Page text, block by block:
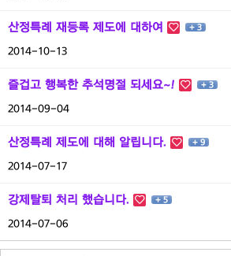
산정특례 재등록 제도에 대하여 + 3
2014-10-13
즐겁고 행복한 추석명절 되세요~! + 3
2014-09-04
산정특례 제도에 대해 알립니다. + 9
2014-07-17
강제탈퇴 처리 했습니다. + 5
2014-07-06